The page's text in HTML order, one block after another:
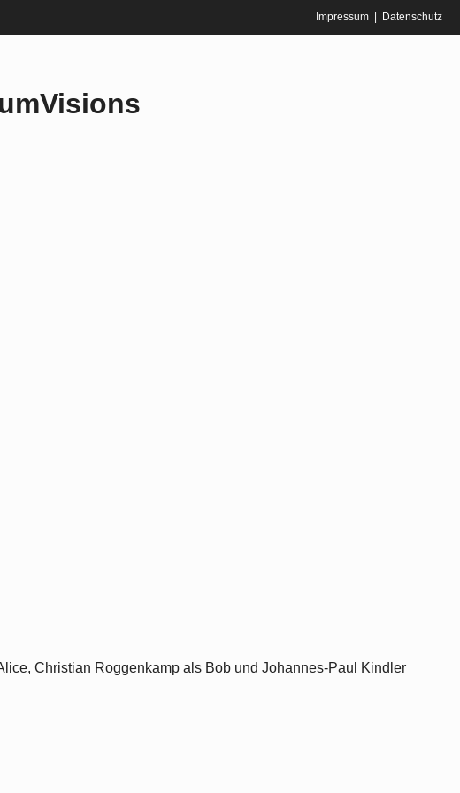
Impressum Datenschutz
Christian Roggenkamp als Bob und Johannes-Paul Kindler